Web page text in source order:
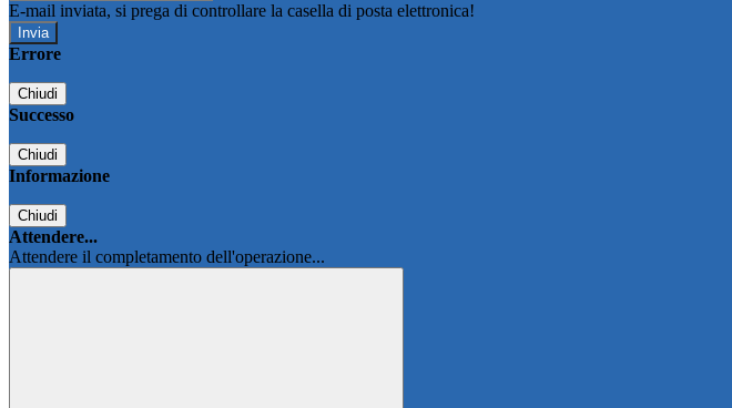
E-mail inviata, si prega di controllare la casella di posta elettronica!
Errore
Chiudi
Successo
Chiudi
Informazione
Chiudi
Attendere...
Attendere il completamento dell'operazione...